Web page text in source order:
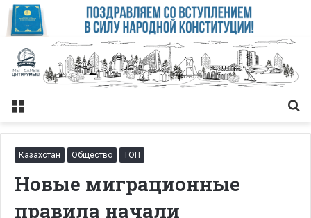
Меню
Казахстан Общество ТОП
Новые миграционные
правила начали